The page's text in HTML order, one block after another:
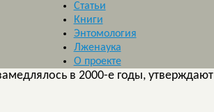
Статьи
Книги
Энтомология
Лженаука
О проекте
в 2000-е годы, утверждают